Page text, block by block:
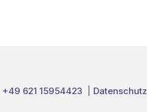
+49 621 15954423 Datenschutz